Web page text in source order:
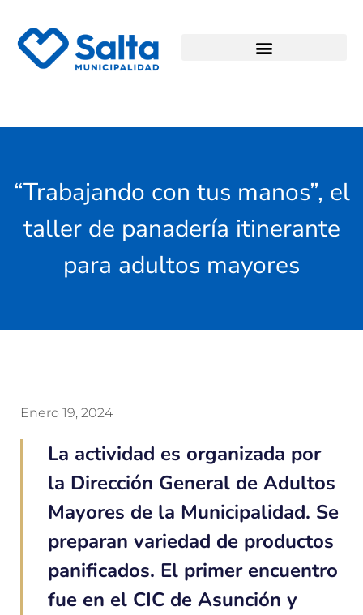
“Trabajando con tus manos”, el
taller de panadería itinerante
para adultos mayores
Enero 19, 2024
La actividad es organizada por
la Dirección General de Adultos
Mayores de la Municipalidad. Se
preparan variedad de productos
panificados. El primer encuentro
fue en el CIC de Asunción y